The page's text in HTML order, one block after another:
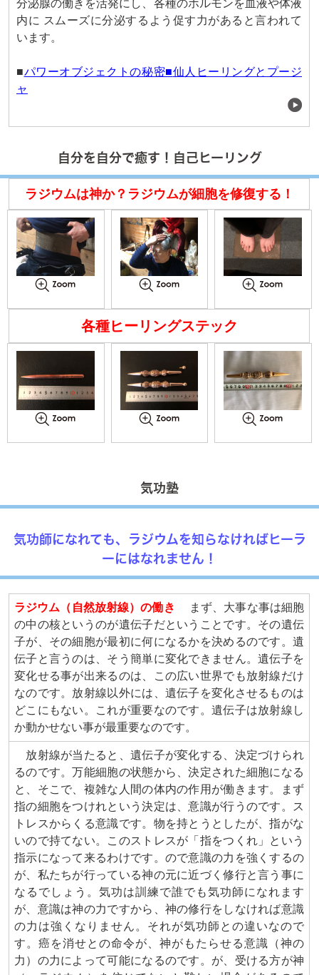
分泌腺の働きを活発にし、各種のホルモンを血液や体液
内に スムーズに分泌するよう促す力があると言われて
います。
■パワーオブジェクトの秘密■仙人ヒーリングとプージ
ャ
自分を自分で癒す！自己ヒーリング
ラジウムは神か？ラジウムが細胞を修復する！
各種ヒーリングステック
気功塾
気功師になれても、ラジウムを知らなければヒーラ
ーにはなれません！
ラジウム（自然放射線）の働き まず、大事な事は細胞
の中の核というのが遺伝子だということです。その遺伝
子が、その細胞が最初に何になるかを決めるのです。遺
伝子と言うのは、そう簡単に変化できません。遺伝子を
変化せる事が出来るのは、この広い世界でも放射線だけ
なのです。放射線以外には、遺伝子を変化させるものは
どこにもない。これが重要なのです。遺伝子は放射線し
か動かせない事が最重要なのです。
放射線が当たると、遺伝子が変化する、決定づけられ
るのです。万能細胞の状態から、決定された細胞になる
と、そこで、複雑な人間の体内の作用が働きます。まず
指の細胞をつけれという決定は、意識が行うのです。ス
トレスからくる意識です。物を持とうとしたが、指がな
いので持てない。このストレスが「指をつくれ」という
指示になって来るわけです。ので意識の力を強くするの
が、私たちが行っている神の元に近づく修行と言う事に
なるでしょう。気功は訓練で誰でも気功師になれます
が、意識は神の力ですから、神の修行をしなければ意識
の力は強くなりません。それが気功師との違いなので
す。癌を消せとの命令が、神がもたらせる意識（神の
力）の力によって可能になるのです。が、受ける方が神